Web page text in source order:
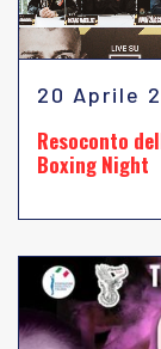
20 Aprile
Resoconto
Boxing Night